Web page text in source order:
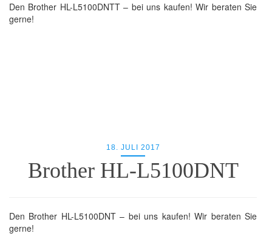
Den Brother HL-L5100DNTT – bei uns kaufen! Wir beraten Sie
gerne!
18. JULI 2017
Brother HL-L5100DNT
Den Brother HL-L5100DNT – bei uns kaufen! Wir beraten Sie
gerne!